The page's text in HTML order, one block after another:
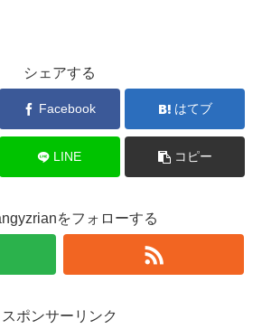
シェアする
Facebook はてブ
LINE コピー
をフォローする
スポンサーリンク